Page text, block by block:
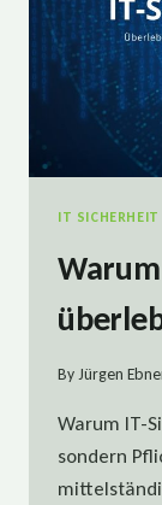
IT SICHERHEIT
ByJürgen
Warum IT-
sondern